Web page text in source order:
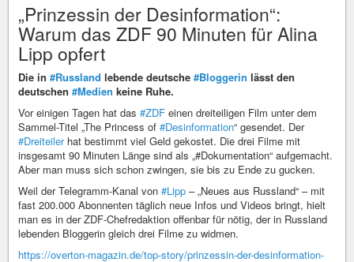
„Prinzessin der Desinformation“:
Warum das ZDF 90 Minuten für Alina
Lipp opfert
Die in #Russland lebende deutsche #Bloggerin lässt den
deutschen #Medien keine Ruhe.
Vor einigen Tagen hat das #ZDF einen dreiteiligen Film unter dem
Sammel-Titel „The Princess of #Desinformation“ gesendet. Der
#Dreiteilerhat bestimmt viel Geld gekostet. Die drei Filme mit
insgesamt 90 Minuten Länge sind als „#Dokumentation“ aufgemacht.
Aber man muss sich schon zwingen, sie bis zu Ende zu gucken.
Weil der Telegramm-Kanal von #Lipp – „Neues aus Russland“ – mit
fast 200.000 Abonnenten täglich neue Infos und Videos bringt, hielt
man es in der ZDF-Chefredaktion offenbar für nötig, der in Russland
lebenden Bloggerin gleich drei Filme zu widmen.
https://overton-magazin.de/top-story/prinzessin-der-desinformation-